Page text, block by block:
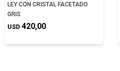
LEY CON CRISTAL FACETADO
GRIS
USD 420,00